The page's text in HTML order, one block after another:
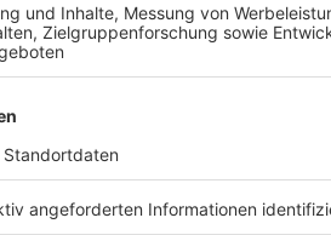
persönlichen Kontaktinformationen (z.
Mail-Adresse und der Zeitpunkt der
Ihres Anliegens und eventuell
Wir weisen darauf hin, dass die
E-Mail) Sicherheitslücken aufweisen
lückenloser Schutz der Daten vor